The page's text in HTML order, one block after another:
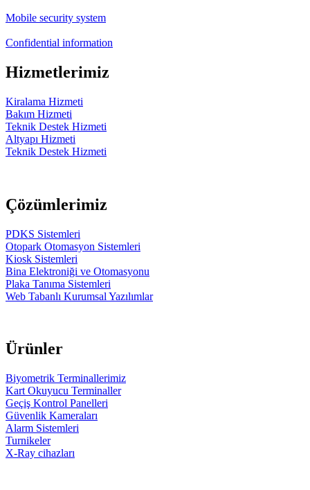
Mobile security system
Confidential information
Hizmetlerimiz
Kiralama Hizmeti
Bakım Hizmeti
Teknik Destek Hizmeti
Altyapı Hizmeti
Teknik Destek Hizmeti
Çözümlerimiz
PDKS Sistemleri
Otopark Otomasyon Sistemleri
Kiosk Sistemleri
Bina Elektroniği ve Otomasyonu
Plaka Tanıma Sistemleri
Web Tabanlı Kurumsal Yazılımlar
Ürünler
Biyometrik Terminallerimiz
Kart Okuyucu Terminaller
Geçiş Kontrol Panelleri
Güvenlik Kameraları
Alarm Sistemleri
Turnikeler
X-Ray cihazları